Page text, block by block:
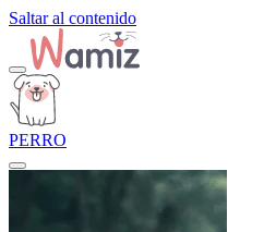
Saltar al contenido
PERRO